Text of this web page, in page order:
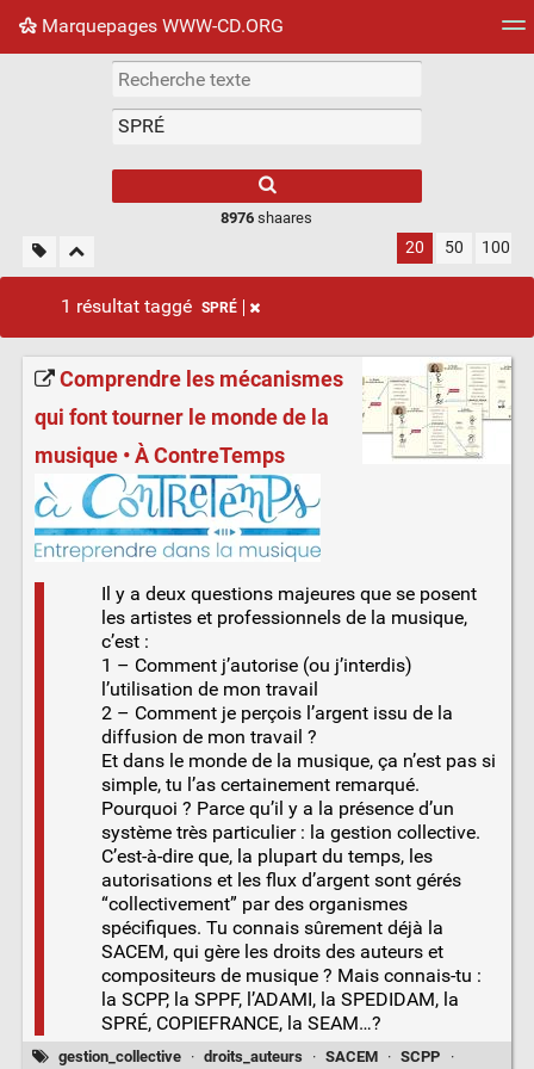
Marquepages WWW-CD.ORG
Nuage de tags Mur d'images
8976 shaares
20 50 100
1 résultat taggé SPRÉ
Comprendre les mécanismes
qui font tourner le monde de la
musique • À ContreTemps
Il y a deux questions majeures que se posent
les artistes et professionnels de la musique,
c’est :
1 – Comment j’autorise (ou j’interdis)
l’utilisation de mon travail
2 – Comment je perçois l’argent issu de la
diffusion de mon travail ?
Et dans le monde de la musique, ça n’est pas si
simple, tu l’as certainement remarqué.
Pourquoi ? Parce qu’il y a la présence d’un
système très particulier : la gestion collective.
C’est-à-dire que, la plupart du temps, les
autorisations et les flux d’argent sont gérés
“collectivement” par des organismes
spécifiques. Tu connais sûrement déjà la
SACEM, qui gère les droits des auteurs et
compositeurs de musique ? Mais connais-tu :
la SCPP, la SPPF, l’ADAMI, la SPEDIDAM, la
SPRÉ, COPIEFRANCE, la SEAM…?
gestion_collective · droits_auteurs · SACEM · SCPP ·